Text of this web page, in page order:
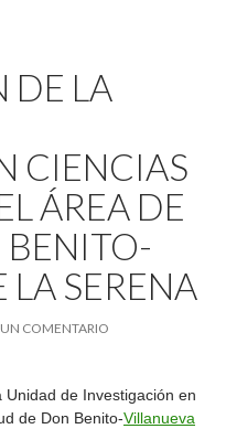
DE LA
CIENCIAS
ÁREA DE
BENITO-
SERENA
COMENTARIO
de Investigación en
de Don Benito-Villanueva